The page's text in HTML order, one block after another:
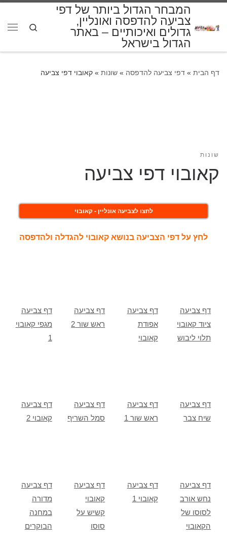
המבחר הגדול ביותר של דפי
צביעה להדפסה ואונליין,
גדולים ואיכותיים – באתר
הגדול בישראל
Search
דף הבית » דפי צביעה להדפסה » שונות » קאובוי דפי צביעה
שונות
קאובוי דפי צביעה
לחצו לצביעה אונליין - קאובוי
לחץ על דפי הצביעה בנושא קאובוי להגדלה ולהדפסה
דף צביעה
מגפי קאובוי
1
דף צביעה
ראש שור 2
דף צביעה
אפודת
קאובוי
דף צביעה
ציוד קאובוי
תלוי ליבוש
דף צביעה
קאובוי 2
דף צביעה
סמל השריף
דף צביעה
ראש שור 1
דף צביעה
שיח צבר
דף צביעה
מדורה
במחנה
הבוקרים
דף צביעה
קאובוי
קשיש על
סוסו
דף צביעה
קאובוי 1
דף צביעה
נחש אורב
לסוסו של
הקאובוי